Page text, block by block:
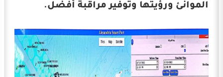
الموانئ ورؤيتها وتوفير مراقبة أفضل.